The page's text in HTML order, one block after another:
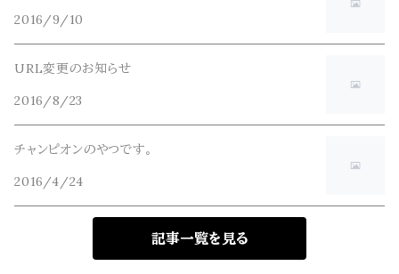
hanakazari(ハナカザリ)
Hub&Spoke(ハブアンドスポーク)
KIKKERLAND(キッカーランド)
masterkey(マスターキー)
2016/9/10
URL変更のお知らせ
2016/8/23
チャンピオンのやつです。
2016/4/24
記事一覧を見る